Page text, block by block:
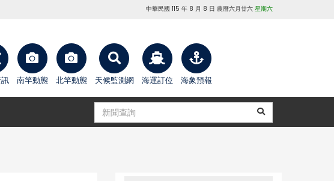
中華民國 115 年 8 月 8 日 農曆六月廿六 星期六
南竿動態 北竿動態 天候監測網 海運訂位 海象預報